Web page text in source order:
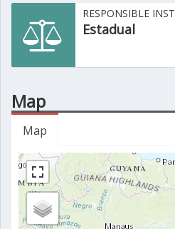
RESPONSIBLE
Estadual
Map
Map